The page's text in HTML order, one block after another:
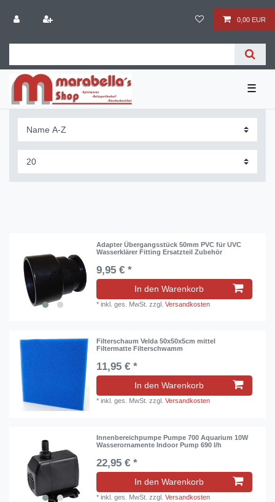
0,00 EUR
☰
Adapter Übergangsstück 50mm PVC für UVC
Wasserklärer Fitting Ersatzteil Zubehör
9,95 € *
In den Warenkorb
*inkl. ges. MwSt. zzgl.Versandkosten
Filterschaum Velda 50x50x5cm mittel
Filtermatte Filterschwamm
11,95 € *
In den Warenkorb
*inkl. ges. MwSt. zzgl.Versandkosten
Innenbereichpumpe Pumpe 700 Aquarium 10W
Wasserornamente Indoor Pump 690 l/h
22,95 € *
In den Warenkorb
*inkl. ges. MwSt. zzgl.Versandkosten